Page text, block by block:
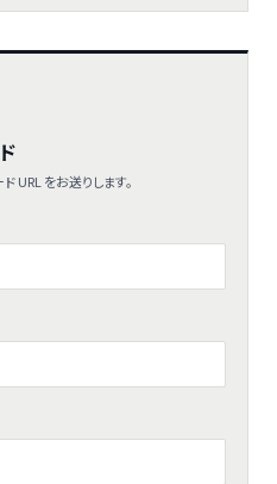
URL をお送りします。